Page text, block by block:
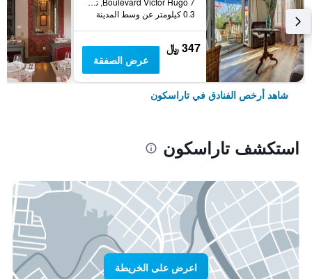
0.3 كيلومتر عن وسط المدينة
347 ﷼
عرض الصفقة
شاهد أرخص الفنادق في تاراسكون
استكشف تاراسكون
اعرض على الخريطة